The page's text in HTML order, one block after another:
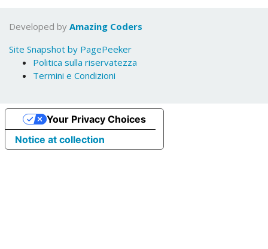
Developed by Amazing Coders
Site Snapshot by PagePeeker
Politica sulla riservatezza
Termini e Condizioni
Notice at collection
Your Privacy Choices